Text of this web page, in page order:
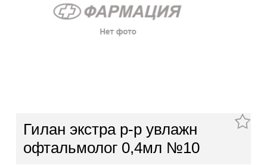
Гилан экстра р-р увлажн
офтальмолог 0,4мл №10